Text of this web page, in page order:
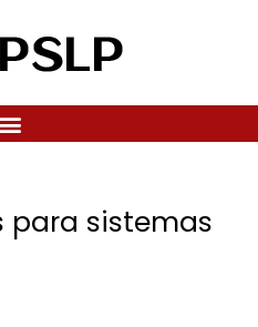
para sistemas